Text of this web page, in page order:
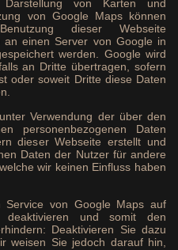
von Karten und
von Google Maps können
dieser Webseite
an einen Server von Google in
werden. Google wird
an Dritte übertragen, sofern
oder soweit Dritte diese Daten
Verwendung der über den
personenbezogenen Daten
dieser Webseite erstellt und
Daten der Nutzer für andere
wir keinen Einfluss haben
Service von Google Maps auf
und somit den
Deaktivieren Sie dazu
weisen Sie jedoch darauf hin,